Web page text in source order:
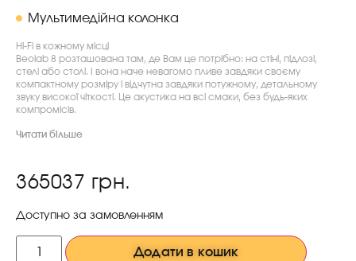
Мультимедійна колонка
Hi-Fi в кожному місці
Beolab 8 розташована там, де Вам це потрібно: на стіні, підлозі,
стелі або столі. І вона наче невагомо пливе завдяки своєму
компактному розміру і відчутна завдяки потужному, детальному
звуку високої чіткості. Це акустика на всі смаки, без будь-яких
компромісів.
Читати більше
365037 грн.
Доступно за замовленням
Додати в кошик